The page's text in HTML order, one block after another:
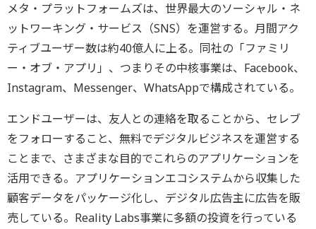
メタ・プラットフォームズは、世界最大のソーシャル・ネ
ットワーキング・サービス（SNS）を運営する。月間アク
ティブユーザー数は約40億人に上る。同社の「ファミリ
ー・オブ・アプリ」、つまりその中核事業は、Facebook、
Instagram、Messenger、WhatsAppで構成されている。
エンドユーザーは、友人との連絡を取ることから、セレブ
をフォローすること、無料でデジタルビジネスを運営する
ことまで、さまざまな目的でこれらのアプリケーションを
活用できる。アプリケーションエコシステムから収集した
顧客データをパッケージ化し、デジタル広告主に広告を販
売している。Reality Labs事業に多額の投資を行っている